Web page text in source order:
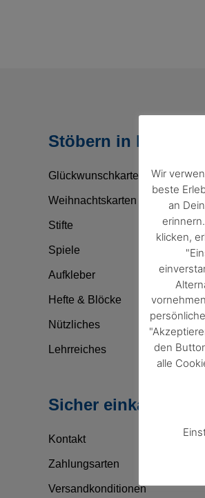
Stöbern in
Glückwunschkarten
Weihnachtskarten
Stifte
Spiele
Aufkleber
Hefte & Blöcke
Nützliches
Lehrreiches
Sicher einkaufen
Kontakt
Zahlungsarten
Versandkonditionen
Wir
beste
an
klicken,
den
alle